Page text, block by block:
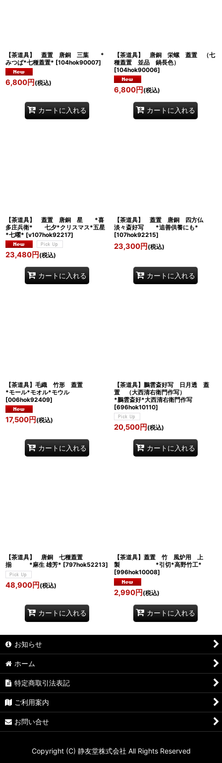
【茶道具】 蓋置 唐銅 三葉 *
みつば*七種蓋置* [104hok90007]
6,800円 (税込)
カートに入れる
【茶道具】 唐銅 栄螺 蓋置 （七
種蓋置 並品 鍋長色）
[104hok90006]
6,800円 (税込)
カートに入れる
【茶道具】 蓋置 唐銅 星 *喜
多庄兵衛* 七夕*クリスマス*五星
*七曜* [v107hok92217]
23,480円 (税込)
カートに入れる
【茶道具】 蓋置 唐銅 四方仏
淡々斎好写 *追善供養にも*
[107hok92215]
23,300円 (税込)
カートに入れる
【茶道具】毛織 竹形 蓋置
*モール*モオル*モウル
[006hok92409]
17,500円 (税込)
カートに入れる
【茶道具】鵬雲斎好写 日月透 蓋
置 （大西清右衛門作写）
*鵬雲斎好*大西清右衛門作写
[696hok10110]
20,500円 (税込)
カートに入れる
【茶道具】 唐銅 七種蓋置
揃 *麻生 雄芳* [797hok52213]
48,900円 (税込)
カートに入れる
【茶道具】蓋置 竹 風炉用 上
製 *引切*高野竹工*
[996hok10008]
2,990円 (税込)
カートに入れる
お知らせ
ホーム
特定商取引法表記
ご利用案内
お問い合せ
Copyright (C) 静友堂株式会社 All Rights Reserved